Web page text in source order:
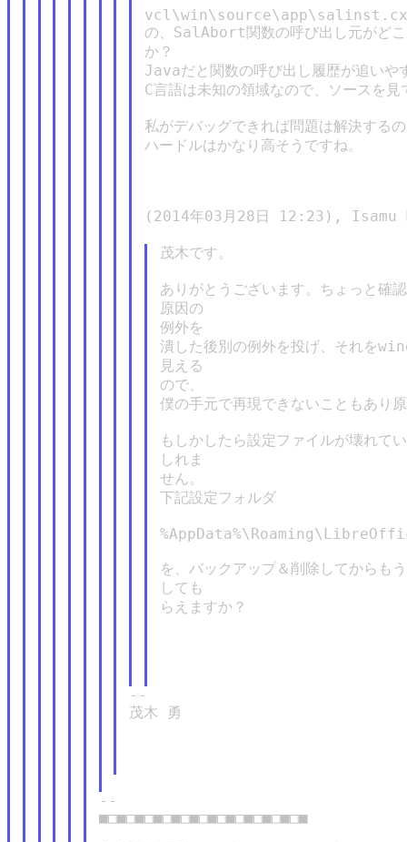
の、SalAbort関数の呼び出し元がどこ
か？
Javaだと関数の呼び出し履歴が追いや
C言語は未知の領域なので、ソースを
私がデバッグできれば問題は解決する
ハードルはかなり高そうですね。
(2014年03月28日 12:23),
茂木です。
ありがとうございます。ちょっと確
原因の
例外を
潰した後別の例外を投げ、それを
見える
ので、
僕の手元で再現できないこともあり
もしかしたら設定ファイルが壊れて
しれま
せん。
下記設定フォルダ
を、バックアップ＆削除してからも
しても
らえますか？
--
茂木 勇
--
■□■□■□■□■□■□■□■□■□■□■□■